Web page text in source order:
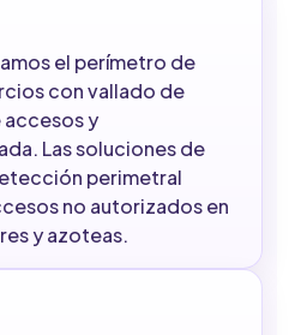
el perímetro de
con vallado de
y
Las soluciones de
perimetral
no autorizados en
y azoteas.